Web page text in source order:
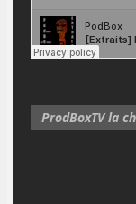
ProdBoxTV la